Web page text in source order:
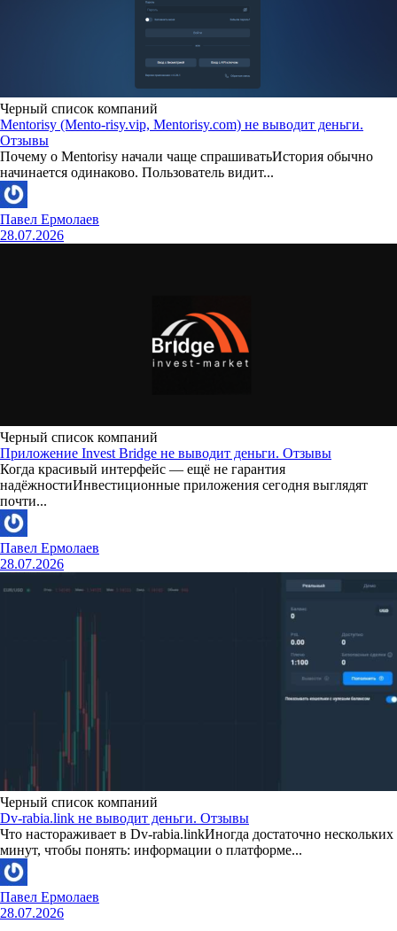
Черный список компаний
Mentorisy (Mento-risy.vip, Mentorisy.com) не выводит деньги.
Отзывы
Почему о Mentorisy начали чаще спрашиватьИстория обычно
начинается одинаково. Пользователь видит...
Павел Ермолаев
28.07.2026
Черный список компаний
Приложение Invest Bridge не выводит деньги. Отзывы
Когда красивый интерфейс — ещё не гарантия
надёжностиИнвестиционные приложения сегодня выглядят
почти...
Павел Ермолаев
28.07.2026
Черный список компаний
Dv-rabia.link не выводит деньги. Отзывы
Что настораживает в Dv-rabia.linkИногда достаточно нескольких
минут, чтобы понять: информации о платформе...
Павел Ермолаев
28.07.2026